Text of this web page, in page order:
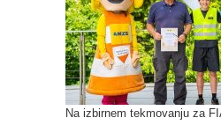
Na izbirnem tekmovanju za